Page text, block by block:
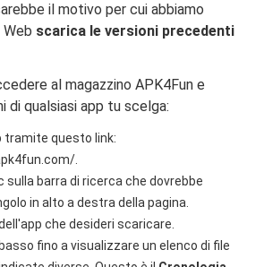
il motivo per cui abbiamo
scarica le versioni precedenti
al magazzino APK4Fun e
di qualsiasi app tu scelga:
tramite questo link:
.
sulla barra di ricerca che dovrebbe
in alto a destra della pagina.
che desideri scaricare.
fino a visualizzare un elenco di file